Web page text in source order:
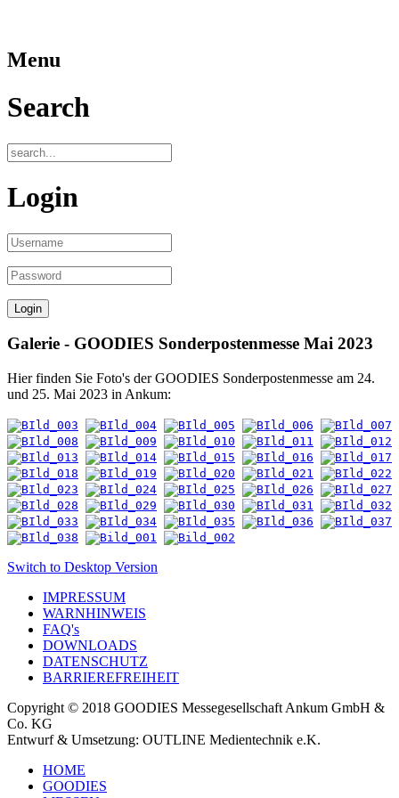
Menu
Search
Login
Galerie - GOODIES Sonderpostenmesse Mai 2023
Hier finden Sie Foto's der GOODIES Sonderpostenmesse am 24.
und 25. Mai 2023 in Ankum:
Switch to Desktop Version
IMPRESSUM
WARNHINWEIS
FAQ's
DOWNLOADS
DATENSCHUTZ
BARRIEREFREIHEIT
Copyright © 2018 GOODIES Messegesellschaft Ankum GmbH &
Co. KG
Entwurf & Umsetzung: OUTLINE Medientechnik e.K.
HOME
GOODIES